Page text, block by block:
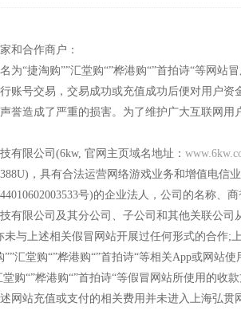
和合作商户：
为“捷淘购””汇堂购“”桦港购“”首拍诗“等网
账号交易，交易成功或充值成功后便对用户
誉造成了严重的损害。为了维护广大互联网
有限公司(6kw, 官网主页域名地址：
，具有合法运营网络游戏业务和增值电信
号)的企业法人，公司的名称、
有限公司及其分公司、子公司和其他关联公司
未与上述相关假冒网站开展过任何形式的合作;
汇堂购“”桦港购“”首拍诗“等相关App或网站
堂购“”桦港购“”首拍诗“等假冒网站所使用的
网站充值或支付的相关费用并未进入上海弘